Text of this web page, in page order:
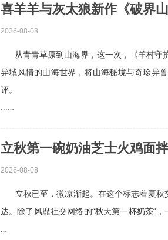
喜羊羊与灰太狼新作《破界
2026-08-08
从青青草原到山海界，这一次，《羊村守
异域风情的山海世界，将山海秘境与奇珍异
评。
...…
立秋第一碗奶油芝士火鸡面
2026-08-08
立秋已至，微凉渐起。在这个标志着夏秋
达。除了风靡社交网络的“秋天第一杯奶茶”
…